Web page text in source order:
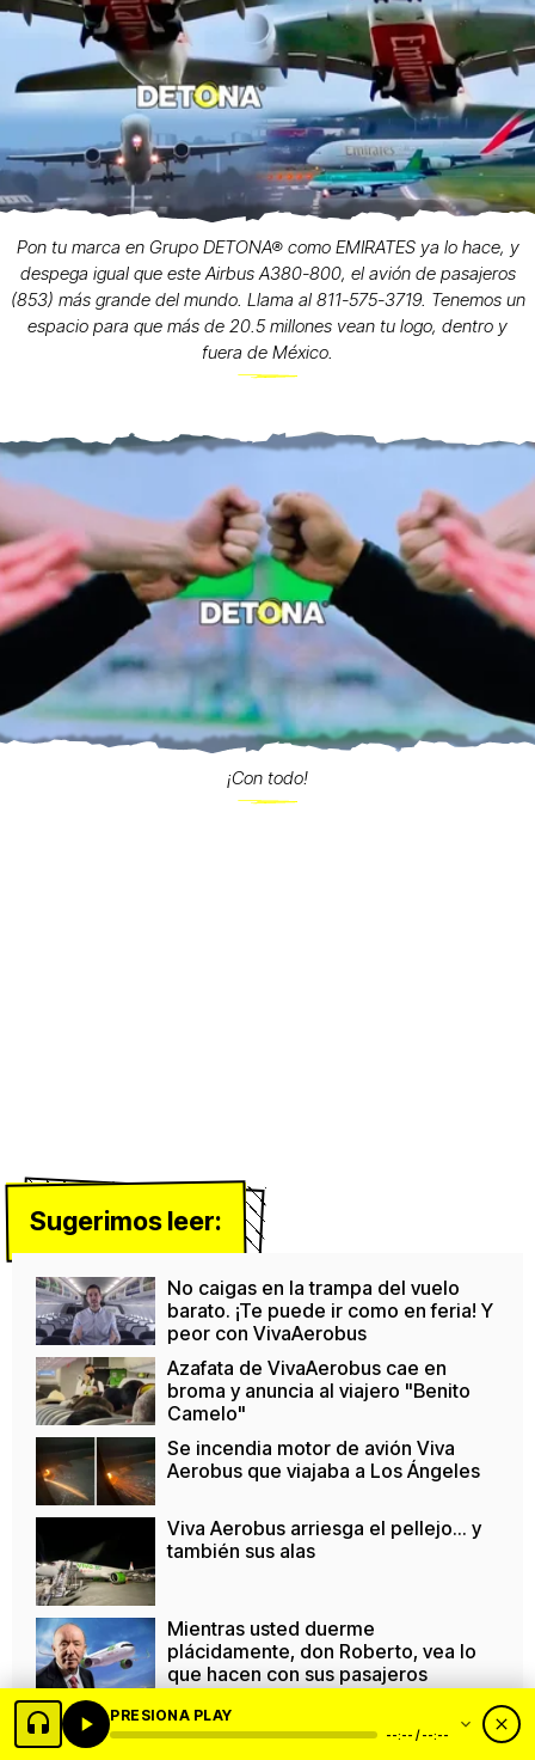
Pon tu marca en Grupo DETONA® como EMIRATES ya lo hace, y
despega igual que este Airbus A380-800, el avión de pasajeros
(853) más grande del mundo. Llama al 811-575-3719. Tenemos un
espacio para que más de 20.5 millones vean tu logo, dentro y
fuera de México.
¡Con todo!
Sugerimos leer:
No caigas en la trampa del vuelo
barato. ¡Te puede ir como en feria! Y
peor con VivaAerobus
Azafata de VivaAerobus cae en
broma y anuncia al viajero "Benito
Camelo"
Se incendia motor de avión Viva
Aerobus que viajaba a Los Ángeles
Viva Aerobus arriesga el pellejo... y
también sus alas
Mientras usted duerme
plácidamente, don Roberto, vea lo
que hacen con sus pasajeros
De migrante lavaplatos, a uno de los
más ricos del mundo
PRESIONA PLAY
--:-- / --:--